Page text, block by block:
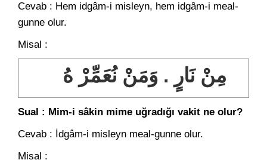
Cevab : Hem idgâm-i misleyn, hem idgâm-i meal-
gunne olur.
Misal :
مِنْ نَارٍ . وَمَنْ نُعَمِّرْ هُ
Sual : Mim-i sâkin mime uğradığı vakit ne olur?
Cevab : İdgâm-i misleyn meal-gunne olur.
Misal :